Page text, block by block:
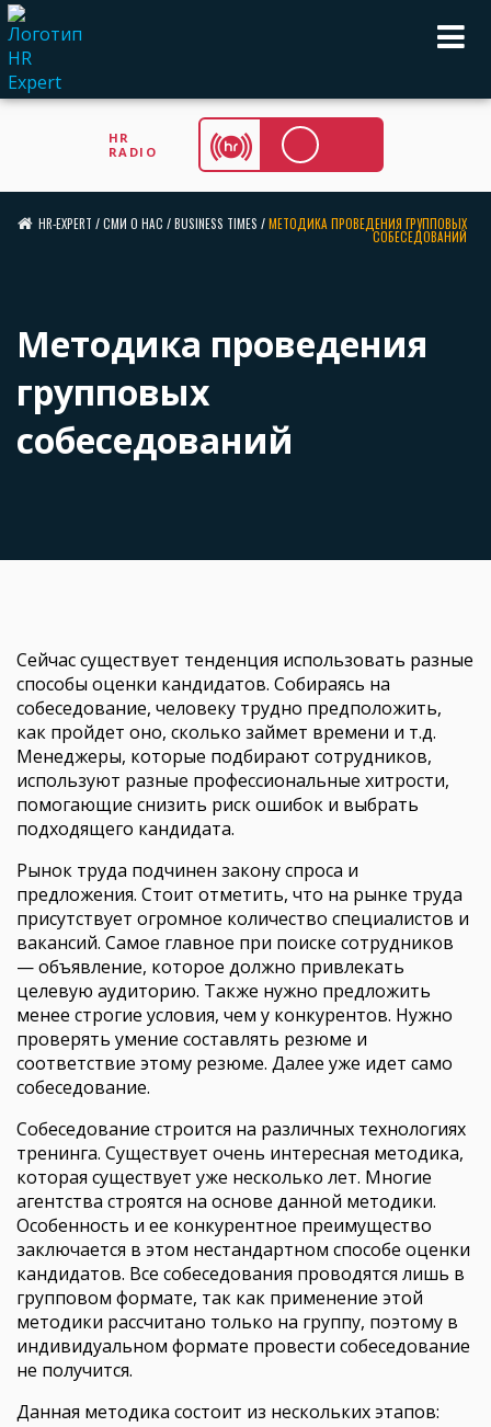
HR
RADIO
HR-EXPERT /СМИ О НАС /BUSINESS TIMES /МЕТОДИКА ПРОВЕДЕНИЯ ГРУППОВЫХ
СОБЕСЕДОВАНИЙ
Методика проведения
групповых
собеседований
Сейчас существует тенденция использовать разные
способы оценки кандидатов. Собираясь на
собеседование, человеку трудно предположить,
как пройдет оно, сколько займет времени и т.д.
Менеджеры, которые подбирают сотрудников,
используют разные профессиональные хитрости,
помогающие снизить риск ошибок и выбрать
подходящего кандидата.
Рынок труда подчинен закону спроса и
предложения. Стоит отметить, что на рынке труда
присутствует огромное количество специалистов и
вакансий. Самое главное при поиске сотрудников
— объявление, которое должно привлекать
целевую аудиторию. Также нужно предложить
менее строгие условия, чем у конкурентов. Нужно
проверять умение составлять резюме и
соответствие этому резюме. Далее уже идет само
собеседование.
Собеседование строится на различных технологиях
тренинга. Существует очень интересная методика,
которая существует уже несколько лет. Многие
агентства строятся на основе данной методики.
Особенность и ее конкурентное преимущество
заключается в этом нестандартном способе оценки
кандидатов. Все собеседования проводятся лишь в
групповом формате, так как применение этой
методики рассчитано только на группу, поэтому в
индивидуальном формате провести собеседование
не получится.
Данная методика состоит из нескольких этапов: